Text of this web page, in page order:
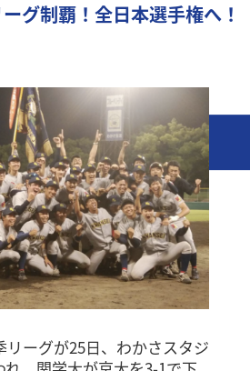
グ制覇！全日本選手権へ！
リーグが25日、わかさスタジ